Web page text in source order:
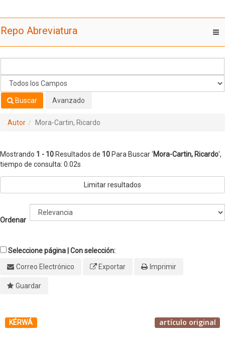
Repo Abreviatura
Buscar Avanzado
Autor Mora-Cartin, Ricardo
Mostrando 1 - 10 Resultados de 10 Para Buscar 'Mora-Cartin, Ricardo',
tiempo de consulta: 0.02s
Limitar resultados
Ordenar
Seleccione página | Con selección:
Correo Electrónico
Exportar Imprimir
Guardar
KÉRWÁ artículo original